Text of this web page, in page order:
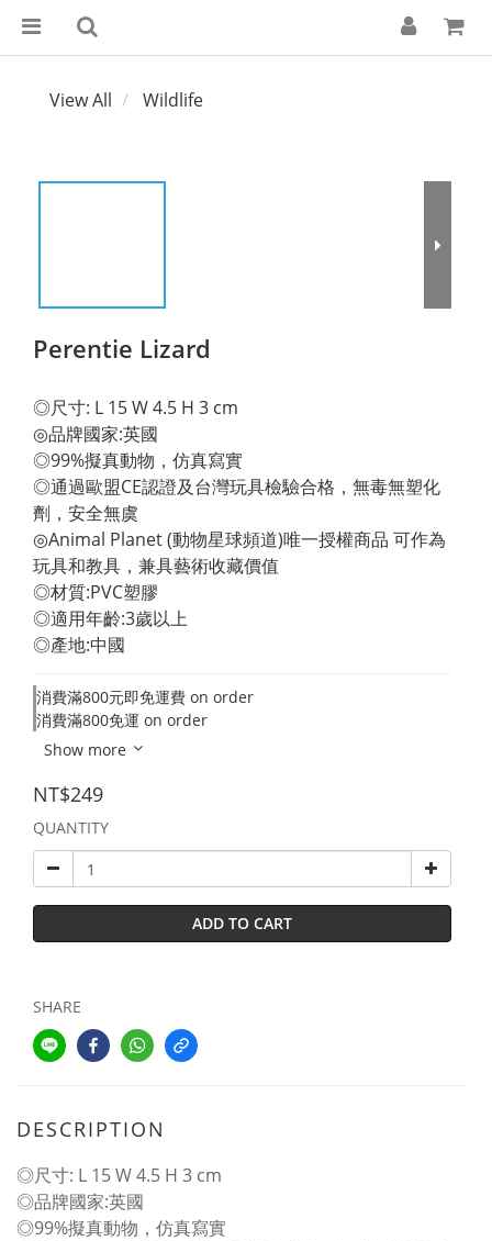
View All Wildlife
Perentie Lizard
◎尺寸: L 15 W 4.5 H 3 cm
◎品牌國家:英國
◎99%擬真動物，仿真寫實
◎通過歐盟CE認證及台灣玩具檢驗合格，無毒無塑化
劑，安全無虞
◎Animal Planet (動物星球頻道)唯一授權商品 可作為
玩具和教具，兼具藝術收藏價值
◎材質:PVC塑膠
◎適用年齡:3歲以上
◎產地:中國
消費滿800元即免運費 on order
消費滿800免運 on order
Show more
NT$249
QUANTITY
ADD TO CART
SHARE
DESCRIPTION
◎尺寸: L 15 W 4.5 H 3 cm
◎品牌國家:英國
◎99%擬真動物，仿真寫實